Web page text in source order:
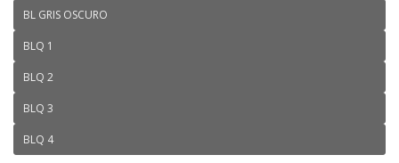
BL GRIS OSCURO
BLQ 1
BLQ 2
BLQ 3
BLQ 4